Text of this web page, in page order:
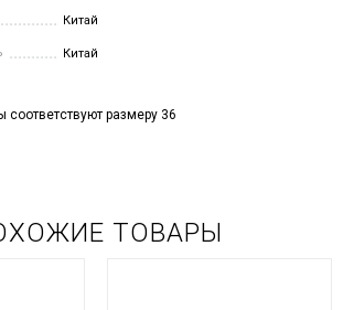
Китай
Китай
размеру 36
ТОВАРЫ